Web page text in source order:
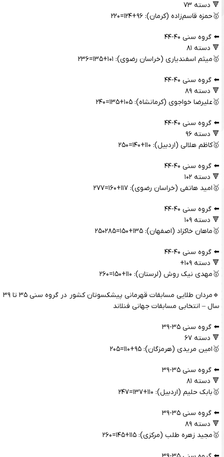
🔻 دسته ۷۳
🥇حمزه قاسم‌زاده (کرمان): ۹۶+۱۲۴=۲۲۰
⬅️ گروه سنی ۴۰-۴۴
🔻 دسته ۸۱
🥇میثم اسفندیاری (خراسان رضوی): ۱۰۱+۱۳۵=۲۳۶
⬅️ گروه سنی ۴۰-۴۴
🔻 دسته ۸۹
🥇علیرضا خواجوی (کرمانشاه): ۱۰۵+۱۳۵=۲۴۰
⬅️ گروه سنی ۴۰-۴۴
🔻 دسته ۹۶
🥇کاظم هلالی (اردبیل): ۱۱۰+۱۴۰=۲۵۰
⬅️ گروه سنی ۴۰-۴۴
🔻 دسته ۱۰۲
🥇امید هاتفی (خراسان رضوی): ۱۱۷+۱۶۰=۲۷۷
⬅️ گروه سنی ۴۰-۴۴
🔻 دسته ۱۰۹
🥇ماهان خاکزاد (اصفهان): ۱۳۵+۱۵۰=۲۵۰۲۸۵
⬅️ گروه سنی ۴۰-۴۴
🔻 دسته ۱۰۹+
🥇مهدی نیک روش (لرستان): ۱۱۰+۱۵۰=۲۶۰
🔹مردان طلایی مسابقات قهرمانی پیشکسوتان کشور در گروه سنی ۳۵ تا ۳۹
سال – انتخابی مسابقات جهانی فنلاند
⬅️ گروه سنی ۳۵-۳۹
🔻 دسته ۶۷
🥇امین مریدی (هرمزگان): ۹۵+۱۱۰=۲۰۵
⬅️ گروه سنی ۳۵-۳۹
🔻 دسته ۸۱
🥇بابک حلیم (اردبیل): ۱۱۰+۱۳۷=۲۴۷
⬅️ گروه سنی ۳۵-۳۹
🔻 دسته ۸۹
🥇مجید زهره طلب (مرکزی): ۱۱۵+۱۴۵=۲۶۰